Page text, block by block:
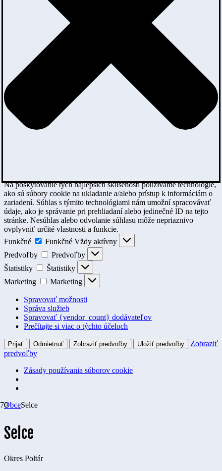
Na poskytovanie tých najlepších skúseností používame technológie,
ako sú súbory cookie na ukladanie a/alebo prístup k informáciám o
zariadení. Súhlas s týmito technológiami nám umožní spracovávať
údaje, ako je správanie pri prehliadaní alebo jedinečné ID na tejto
stránke. Nesúhlas alebo odvolanie súhlasu môže nepriaznivo
ovplyvniť určité vlastnosti a funkcie.
Funkčné
Funkčné Vždy aktívny
Predvoľby
Predvoľby
Štatistiky
Štatistiky
Marketing
Marketing
Spravovať možnosti
Správa služieb
Spravovať {vendor_count} dodávateľov
Prečítajte si viac o týchto účeloch
Prijať Odmietnuť Zobraziť predvoľby Uložiť predvoľby
Zobraziť
predvoľby
Zásady používania súborov cookie
ObceSelce
Selce
Okres Poltár